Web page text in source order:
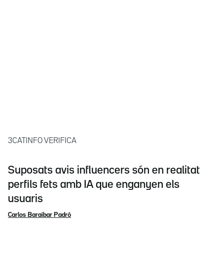
3CATINFO VERIFICA
Suposats avis influencers són en realitat
perfils fets amb IA que enganyen els
usuaris
Carlos Baraibar Padró